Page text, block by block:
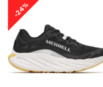
-24%